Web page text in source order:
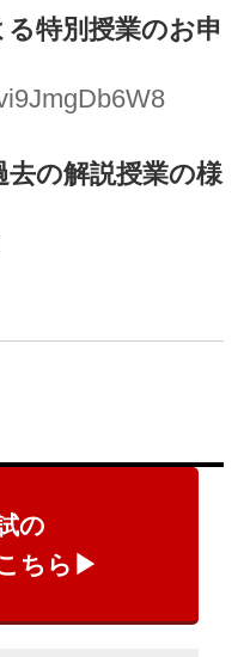
特別授業のお申
の解説授業の様
の
ちら▶